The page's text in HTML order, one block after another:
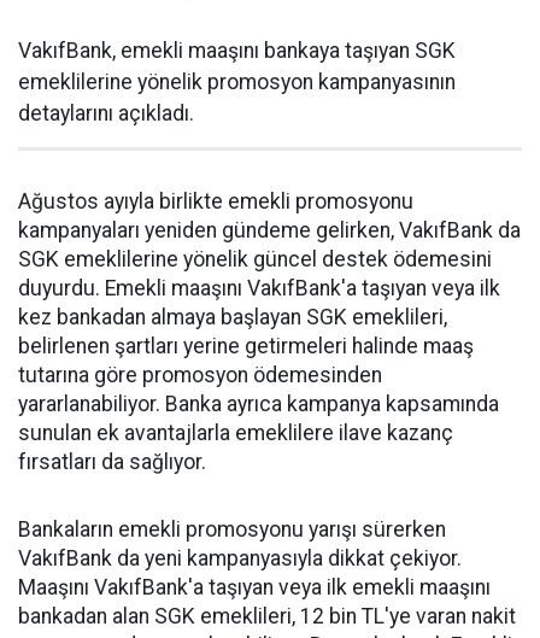
VakıfBank, emekli maaşını bankaya taşıyan SGK
emeklilerine yönelik promosyon kampanyasının
detaylarını açıkladı.
Ağustos ayıyla birlikte emekli promosyonu
kampanyaları yeniden gündeme gelirken, VakıfBank da
SGK emeklilerine yönelik güncel destek ödemesini
duyurdu. Emekli maaşını VakıfBank'a taşıyan veya ilk
kez bankadan almaya başlayan SGK emeklileri,
belirlenen şartları yerine getirmeleri halinde maaş
tutarına göre promosyon ödemesinden
yararlanabiliyor. Banka ayrıca kampanya kapsamında
sunulan ek avantajlarla emeklilere ilave kazanç
fırsatları da sağlıyor.
Bankaların emekli promosyonu yarışı sürerken
VakıfBank da yeni kampanyasıyla dikkat çekiyor.
Maaşını VakıfBank'a taşıyan veya ilk emekli maaşını
bankadan alan SGK emeklileri, 12 bin TL'ye varan nakit